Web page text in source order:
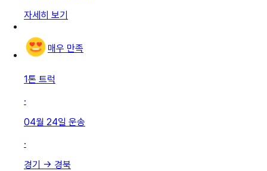
자세히 보기
매우 만족
1톤 트럭
·
04월 24일 운송
·
경기 → 경북